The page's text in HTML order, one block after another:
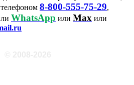
8-800-555-75-29,
WhatsApp или Max или